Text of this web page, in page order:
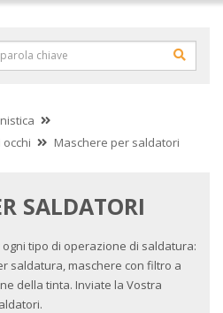
Maschere per saldatori
SALDATORI
tipo di operazione di saldatura:
saldatura, maschere con filtro a
della tinta. Inviate la Vostra